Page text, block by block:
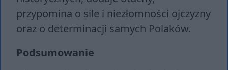
przypomina o sile i niezłomności ojczyzny
oraz o determinacji samych Polaków.
Podsumowanie